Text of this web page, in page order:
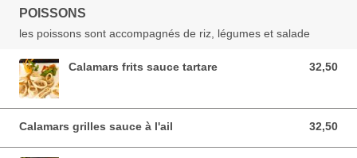
POISSONS
les poissons sont accompagnés de riz, légumes et salade
Calamars frits sauce tartare 32,50
32,50 EUR
Calamars grilles sauce à l'ail 32,50
32,50 EUR